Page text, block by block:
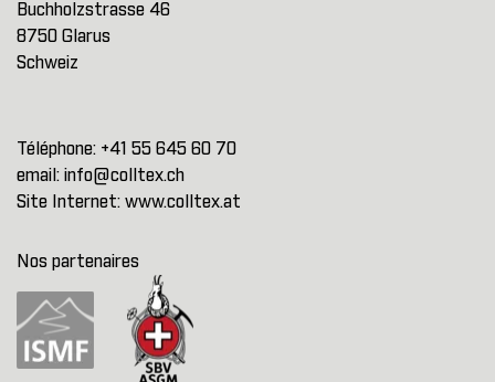
Buchholzstrasse 46
8750 Glarus
Schweiz
Téléphone: +41 55 645 60 70
email: info@colltex.ch
Site Internet: www.colltex.at
Nos partenaires